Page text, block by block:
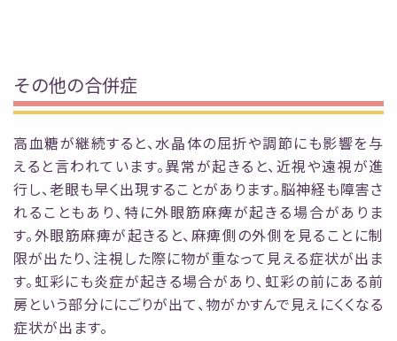
その他の合併症
高血糖が継続すると、水晶体の屈折や調節にも影響を与
えると言われています。異常が起きる と、近視や遠視が進
行し、老眼も早く出現することがあります。脳神経も障害さ
れることもあり、特に外眼筋麻痺が起きる場合がありま
す。外眼筋麻痺が起きると、麻痺側の外側を見ることに制
限が出たり、注視した際に物が重なって見える症状が出ま
す。 虹彩にも炎症が起きる場合があり、虹彩の前にある前
房という部分ににごりが出て、物がかすんで見えにくくなる
症状が出ます。